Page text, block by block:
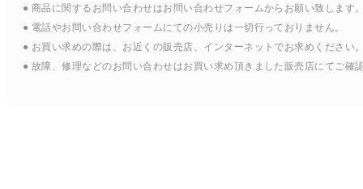
● 商品に関するお問い合わせはお問い合わせフォームからお願い致します。
● 電話やお問い合わせフォームにての小売りは一切行っておりません。
● お買い求めの際は、お近くの販売店、インターネットでお求めください。
● 故障、修理などのお問い合わせはお買い求め頂きました販売店にてご確認